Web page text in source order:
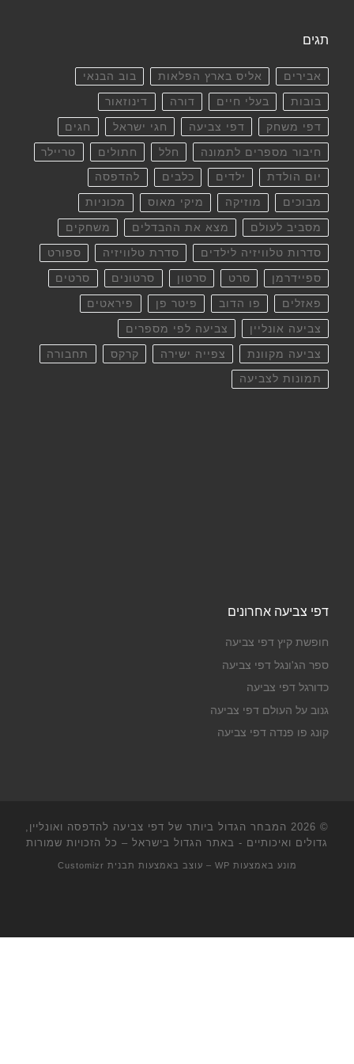
תגים
אבירים אליס בארץ הפלאות בוב הבנאי
בובות בעלי חיים דורה דינוזאור
דפי משחק דפי צביעה חגי ישראל חגים
חיבור מספרים לתמונה חלל חתולים טריילר
יום הולדת ילדים כלבים להדפסה
מבוכים מוזיקה מיקי מאוס מכוניות
מסביב לעולם מצא את ההבדלים משחקים
סדרות טלוויזיה לילדים סדרת טלוויזיה ספורט
ספיידרמן סרט סרטון סרטונים סרטים
פאזלים פו הדוב פיטר פן פיראטים
צביעה אונליין צביעה לפי מספרים
צביעה מקוונת צפייה ישירה קרקס תחבורה
תמונות לצביעה
דפי צביעה אחרונים
חופשת קיץ דפי צביעה
ספר הג'ונגל דפי צביעה
כדורגל דפי צביעה
גנוב על העולם דפי צביעה
קונג פו פנדה דפי צביעה
© 2026
המבחר הגדול ביותר של דפי צביעה להדפסה ואונליין,
גדולים ואיכותיים - באתר הגדול בישראל – כל הזכויות שמורות
מונע באמצעות WP – עוצב באמצעות תבנית Customizr